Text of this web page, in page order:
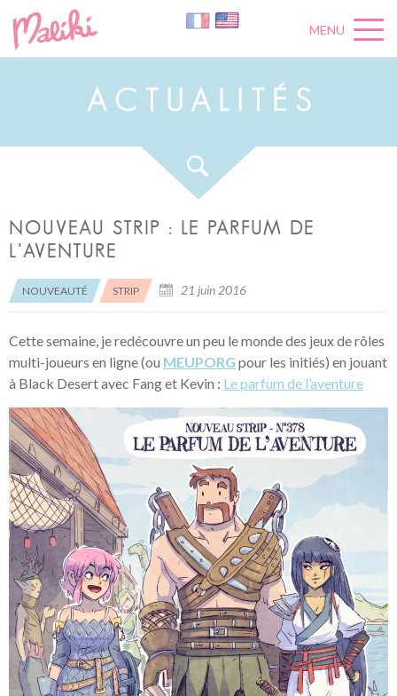
MENU
A C U A L É S
NOUVEAU STRIP : LE PARFUM DE
L’AVENTURE
NOUVEAUTÉ STRIP 21 juin 2016
Cette semaine, je redécouvre un peu le monde des jeux de rôles
multi-joueurs en ligne (ou MEUPORG pour les initiés) en jouant
à Black Desert avec Fang et Kevin : Le parfum de l’aventure